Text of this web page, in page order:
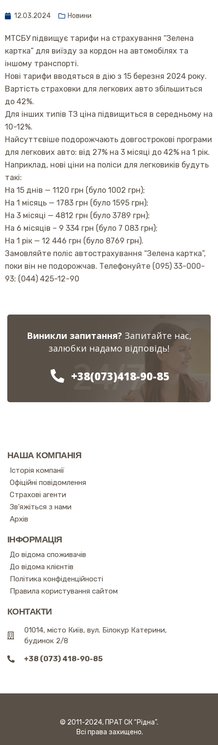
12.03.2024 Новини
МТСБУ підвищує тарифи на страхування “Зелена
картка” для виїзду за кордон на автомобілях та
іншому транспорті.
Нові тарифи вводяться в дію з 15 березня 2024 року.
Вартість страховки для легкових авто збільшиться
до 42%.
Для інших типів ТЗ ціна підвищиться в середньому на
10-12%.
Найсуттєвіше подорожчають довгострокові програми
для легкових авто: від 27% на 3 місяці до 42% на 1 рік.
Наприклад, нові ціни на поліси для легковиків будуть
такі:
На 15 днів — 1120 грн (було 1002 грн);
На 1 місяць — 1783 грн (було 1595 грн);
На 3 місяці — 4812 грн (було 3789 грн);
На 6 місяців – 9 334 грн (було 7 083 грн);
На 1 рік — 12 446 грн (було 8769 грн).
Замовляйте поліс автострахування “Зелена картка”,
поки він не подорожчав. Телефонуйте (095) 33-000-
93; (044) 425-12-90
Виникли запитання? Запитайте нас,
залюбки надамо відповідь!
+38(073)418-90-85
24/7
НАША КОМПАНІЯ
Історія компанії
Офіційні повідомлення
Страхові агенти
Зв'яжіться з нами
Архів
ІНФОРМАЦІЯ
До відома споживачів
До відома клієнтів
Політика конфіденційності
Правила користування сайтом
КОНТАКТИ
01014, місто Київ, вул. Білокур Катерини,
будинок 2/8
+38 (073) 418-90-85
© 2011-2024, ПРАТ СК “Рідна”.
Всі права захищено.